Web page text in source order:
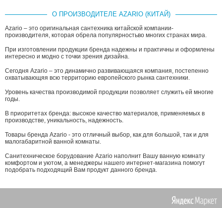
О ПРОИЗВОДИТЕЛЕ AZARIO (КИТАЙ)
Azario – это оригинальная сантехника китайской компании-
производителя, которая обрела популярностьво многих странах мира.
При изготовлении продукции бренда надежны и практичны и оформлены
интересно и модно с точки зрения дизайна.
Сегодня Azario – это динамично развивающаяся компания, постепенно
охватывающяя всю территорию европейского рынка сантехники.
Уровень качества производимой продукции позволяет служить ей многие
годы.
В приоритетах бренда: высокое качество материалов, применяемых в
производстве, уникальность, надежность.
Товары бренда Azario - это отличный выбор, как для большой, так и для
малогабаритной ванной комнаты.
Санитехническое борудование Azario наполнит Вашу ванную комнату
комфортом и уютом, а менеджеры нашего интернет-магазина помогут
подобрать подходящий Вам продукт данного бренда.